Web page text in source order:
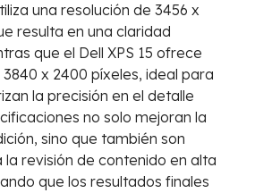
una resolución de 3456 x
resulta en una claridad
que el Dell XPS 15 ofrece
x 2400 píxeles, ideal para
la precisión en el detalle
no solo mejoran la
sino que también son
revisión de contenido en alta
que los resultados finales